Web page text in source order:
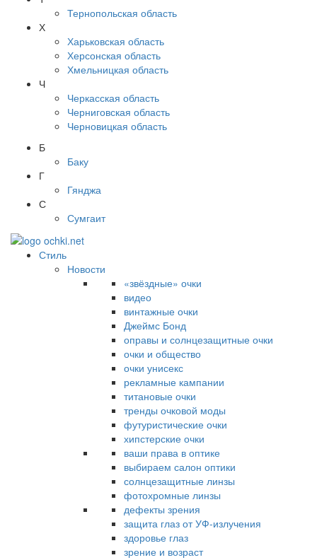
Тернопольская область
Х
Харьковская область
Херсонская область
Хмельницкая область
Ч
Черкасская область
Черниговская область
Черновицкая область
Б
Баку
Г
Гянджа
С
Сумгаит
Стиль
Новости
«звёздные» очки
видео
винтажные очки
Джеймс Бонд
оправы и солнцезащитные очки
очки и общество
очки унисекс
рекламные кампании
титановые очки
тренды очковой моды
футуристические очки
хипстерские очки
ваши права в оптике
выбираем салон оптики
солнцезащитные линзы
фотохромные линзы
дефекты зрения
защита глаз от УФ-излучения
здоровье глаз
зрение и возраст